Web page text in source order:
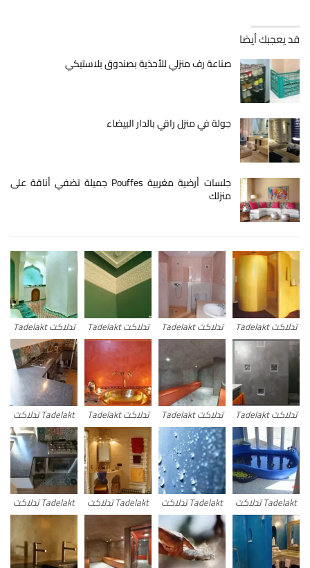
قد يعجبك أيضا
صناعة رف منزلي للأحذية بصندوق بلاستيكي
جولة في منزل راقي بالدار البيضاء
جلسات أرضية مغربية Pouffes جميلة تضفي أناقة على
منزلك
تدلاكت Tadelakt تدلاكت Tadelakt تدلاكت Tadelakt تدلاكت Tadelakt
تدلاكت Tadelakt تدلاكت Tadelakt تدلاكت Tadelakt Tadelakt تدلاكت
Tadelakt تدلاكت Tadelakt تدلاكت Tadelakt تدلاكت Tadelakt تدلاكت